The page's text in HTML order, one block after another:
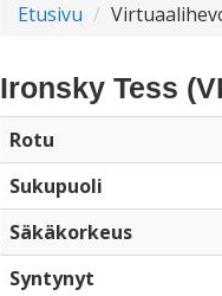
Etusivu
Ironsky Tess
Rotu
Sukupuoli
Säkäkorkeus
Syntynyt